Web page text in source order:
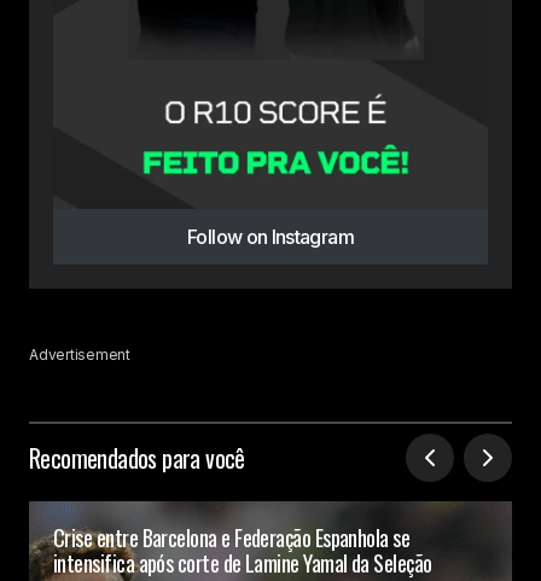
Follow on Instagram
Advertisement
Recomendados para você
Crise entre Barcelona e Federação Espanhola se
intensifica após corte de Lamine Yamal da Seleção